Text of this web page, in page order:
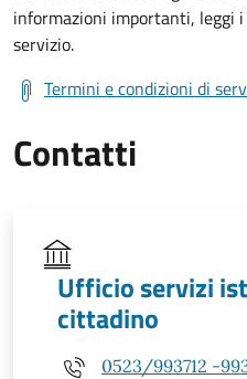
informazioni importanti, leggi
servizio.
Termini e condizioni di
Contatti
Ufficio servizi
cittadino
0523/993712 -